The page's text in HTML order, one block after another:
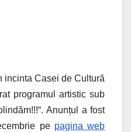
incinta Casei de Cultură
programul artistic sub
Anunțul a fost
pe pagina web